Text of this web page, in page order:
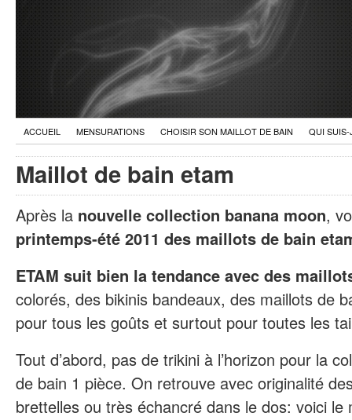
ACCUEIL MENSURATIONS CHOISIR SON MAILLOT DE BAIN QUI SUIS-
Maillot de bain etam
Après la nouvelle collection banana moon,
printemps-été 2011 des maillots de bain
ETAM suit bien la tendance avec des
colorés, des bikinis bandeaux, des maillots de
pour tous les goûts et surtout pour toutes les
Tout d’abord, pas de trikini à l’horizon pour la
de bain 1 pièce. On retrouve avec originalité
brettelles ou très échancré dans le dos: voici le